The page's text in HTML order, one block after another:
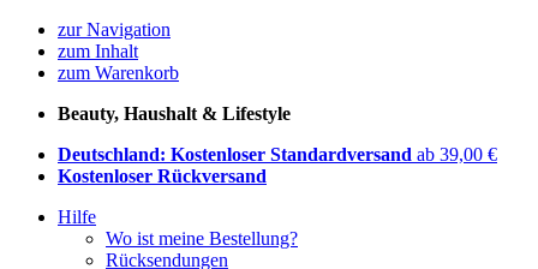
zur Navigation
zum Inhalt
zum Warenkorb
Beauty, Haushalt & Lifestyle
Deutschland: Kostenloser Standardversand ab 39,00 €
Kostenloser Rückversand
Hilfe
Wo ist meine Bestellung?
Rücksendungen